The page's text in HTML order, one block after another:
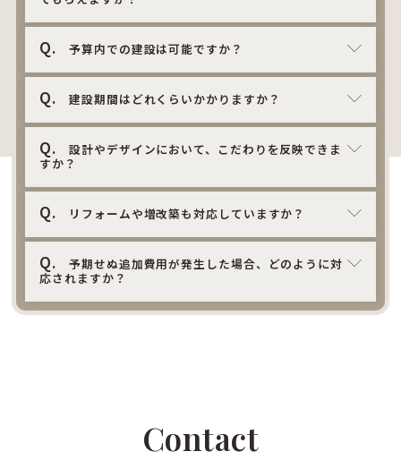
Q. 予算内での建設は可能ですか？
Q. 建設期間はどれくらいかかりますか？
Q. 設計やデザインにおいて、こだわりを反映できま
すか？
Q. リフォームや増改築も対応していますか？
Q. 予期せぬ追加費用が発生した場合、どのように対
応されますか？
Contact